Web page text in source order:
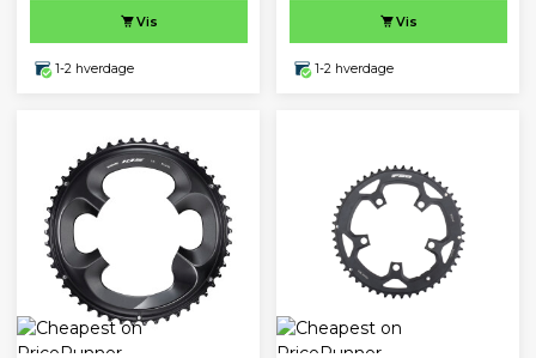
Vis
1-2 hverdage
Vis
1-2 hverdage